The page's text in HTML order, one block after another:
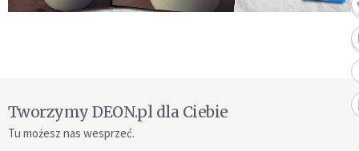
Tworzymy DEON.pl dla Ciebie
Tu możesz nas wesprzeć.